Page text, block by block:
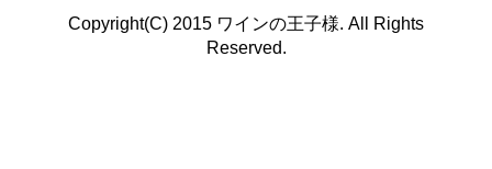
Copyright(C) 2015 ワインの王子様. All Rights
Reserved.